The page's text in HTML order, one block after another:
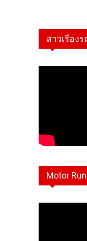
สาวเรืองร
Motor